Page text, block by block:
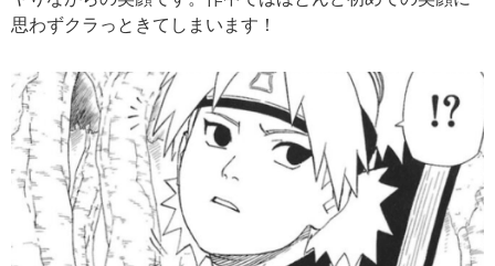
思わずクラっときてしまいます！